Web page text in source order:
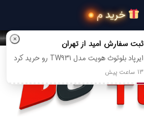
خرید محصولات در
× ثبت سفارش امید از تهران
ایرپاد بلوتوث هویت مدل TW931 رو خرید کرد
13 ساعت پیش